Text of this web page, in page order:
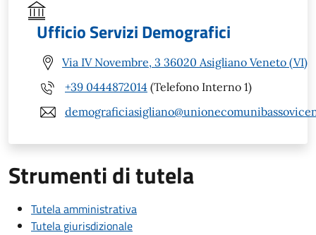
Ufficio Servizi Demografici
Via IV Novembre, 3 36020 Asigliano Veneto (VI)
+39 0444872014 (Telefono Interno 1)
Strumenti di tutela
Tutela amministrativa
Tutela giurisdizionale